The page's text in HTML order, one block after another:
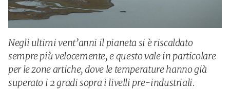
Negli ultimi vent’anni il pianeta si è riscaldato
sempre più velocemente, e questo vale in particolare
per le zone artiche, dove le temperature hanno già
superato i 2 gradi sopra i livelli pre-industriali.